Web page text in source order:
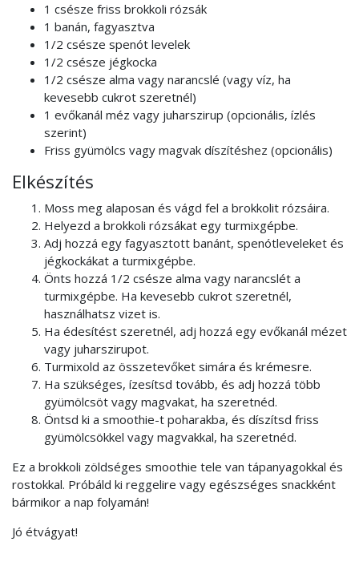
1 csésze friss brokkoli rózsák
1 banán, fagyasztva
1/2 csésze spenót levelek
1/2 csésze jégkocka
1/2 csésze alma vagy narancslé (vagy víz, ha
kevesebb cukrot szeretnél)
1 evőkanál méz vagy juharszirup (opcionális, ízlés
szerint)
Friss gyümölcs vagy magvak díszítéshez (opcionális)
Elkészítés
Moss meg alaposan és vágd fel a brokkolit rózsáira.
Helyezd a brokkoli rózsákat egy turmixgépbe.
Adj hozzá egy fagyasztott banánt, spenótleveleket és
jégkockákat a turmixgépbe.
Önts hozzá 1/2 csésze alma vagy narancslét a
turmixgépbe. Ha kevesebb cukrot szeretnél,
használhatsz vizet is.
Ha édesítést szeretnél, adj hozzá egy evőkanál mézet
vagy juharszirupot.
Turmixold az összetevőket simára és krémesre.
Ha szükséges, ízesítsd tovább, és adj hozzá több
gyümölcsöt vagy magvakat, ha szeretnéd.
Öntsd ki a smoothie-t poharakba, és díszítsd friss
gyümölcsökkel vagy magvakkal, ha szeretnéd.
Ez a brokkoli zöldséges smoothie tele van tápanyagokkal és
rostokkal. Próbáld ki reggelire vagy egészséges snackként
bármikor a nap folyamán!
Jó étvágyat!